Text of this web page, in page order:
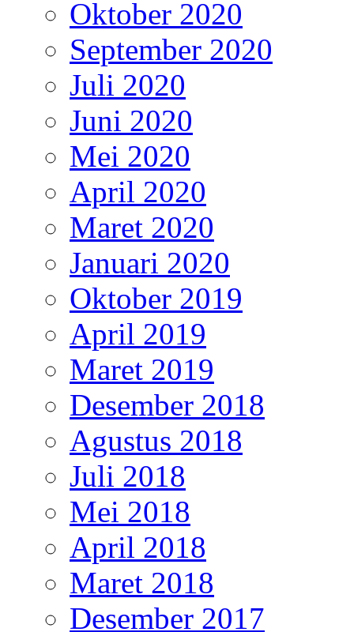
Oktober 2020
September 2020
Juli 2020
Juni 2020
Mei 2020
April 2020
Maret 2020
Januari 2020
Oktober 2019
April 2019
Maret 2019
Desember 2018
Agustus 2018
Juli 2018
Mei 2018
April 2018
Maret 2018
Desember 2017